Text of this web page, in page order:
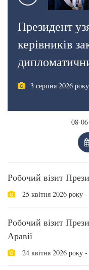
Президент
керівників
3 серпня 2026
Робочий візит
25 квітня 2026 року
Робочий візит
Аравії
24 квітня 2026 року